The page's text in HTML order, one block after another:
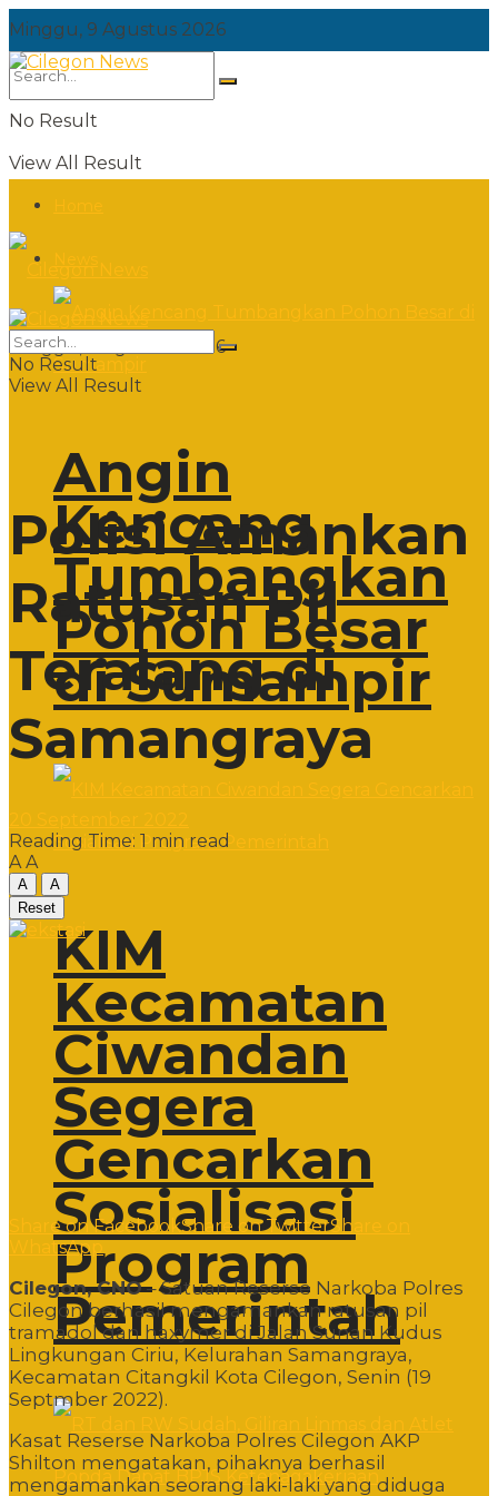
Minggu, 9 Agustus 2026
No Result
View All Result
Angin
Kencang
Tumbangkan
Pohon Besar
di Sumampir
KIM
Kecamatan
Ciwandan
Segera
Gencarkan
Sosialisasi
Program
Pemerintah
Minggu, 9 Agustus 2026
No Result
View All Result
Polisi Amankan
Ratusan Pil
Teralang di
Samangraya
Reading Time: 1 min read
A A
A
A
Reset
Share on FacebookShare on TwitterShare on
WhatsApp
Cilegon, CNO– Satuan Reserse Narkoba Polres
Cilegon berhasil mengamankan ratusan pil
tramadol dan haxymer di Jalan Sunan Kudus
Lingkungan Ciriu, Kelurahan Samangraya,
Kecamatan Citangkil Kota Cilegon, Senin (19
Septmber 2022).
Kasat Reserse Narkoba Polres Cilegon AKP
Shilton mengatakan, pihaknya berhasil
mengamankan seorang laki-laki yang diduga